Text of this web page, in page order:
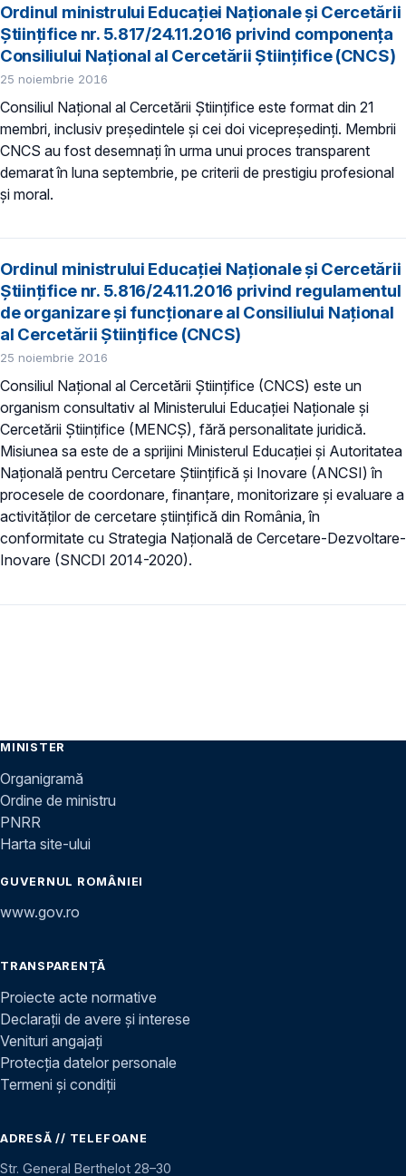
Ordinul ministrului Educației Naționale și Cercetării
Științifice nr. 5.817/24.11.2016 privind componența
Consiliului Național al Cercetării Științifice (CNCS)
25 noiembrie 2016
Consiliul Național al Cercetării Științifice este format din 21
membri, inclusiv președintele şi cei doi vicepreşedinţi. Membrii
CNCS au fost desemnați în urma unui proces transparent
demarat în luna septembrie, pe criterii de prestigiu profesional
și moral.
Ordinul ministrului Educației Naționale și Cercetării
Științifice nr. 5.816/24.11.2016 privind regulamentul
de organizare şi funcţionare al Consiliului Naţional
al Cercetării Ştiinţifice (CNCS)
25 noiembrie 2016
Consiliul Naţional al Cercetării Ştiinţifice (CNCS) este un
organism consultativ al Ministerului Educației Naționale și
Cercetării Științifice (MENCȘ), fără personalitate juridică.
Misiunea sa este de a sprijini Ministerul Educației și Autoritatea
Națională pentru Cercetare Științifică și Inovare (ANCSI) în
procesele de coordonare, finanțare, monitorizare și evaluare a
activităților de cercetare științifică din România, în
conformitate cu Strategia Națională de Cercetare-Dezvoltare-
Inovare (SNCDI 2014-2020).
MINISTER
Organigramă
Ordine de ministru
PNRR
Harta site-ului
GUVERNUL ROMÂNIEI
www.gov.ro
TRANSPARENȚĂ
Proiecte acte normative
Declarații de avere și interese
Venituri angajați
Protecția datelor personale
Termeni și condiții
ADRESĂ // TELEFOANE
Str. General Berthelot 28–30